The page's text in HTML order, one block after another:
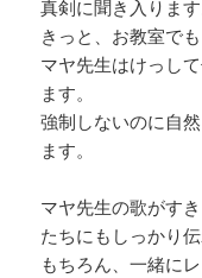
真剣に聞き入ります
きっと、お教室で
マヤ先生はけっし
ます。
強制しないのに自
ます。
マヤ先生の歌がす
たちにもしっかり
もちろん、一緒に